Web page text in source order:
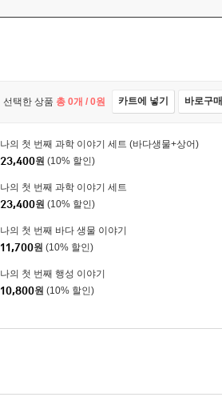
선택한 상품 총 0개 / 0원 카트에 넣기 바로구매
나의 첫 번째 과학 이야기 세트 (바다생물+상어)
23,400원 (10% 할인)
나의 첫 번째 과학 이야기 세트
23,400원 (10% 할인)
나의 첫 번째 바다 생물 이야기
11,700원 (10% 할인)
나의 첫 번째 행성 이야기
10,800원 (10% 할인)